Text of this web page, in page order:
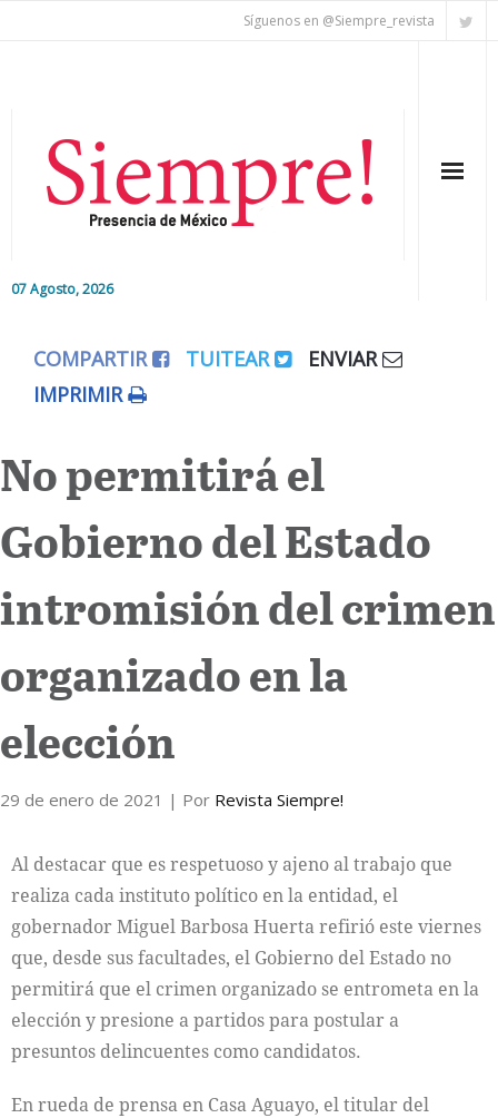
Síguenos en @Siempre_revista
07 Agosto, 2026
Editorial
Colaboradores
Internacional
Cultura
COMPARTIR TUITEAR
ENVIAR
IMPRIMIR
No permitirá el
Gobierno del Estado
intromisión del crimen
organizado en la
elección
29 de enero de 2021 | Por Revista Siempre!
Al destacar que es respetuoso y ajeno al trabajo que
realiza cada instituto político en la entidad, el
gobernador Miguel Barbosa Huerta refirió este viernes
que, desde sus facultades, el Gobierno del Estado no
permitirá que el crimen organizado se entrometa en la
elección y presione a partidos para postular a
presuntos delincuentes como candidatos.
En rueda de prensa en Casa Aguayo, el titular del